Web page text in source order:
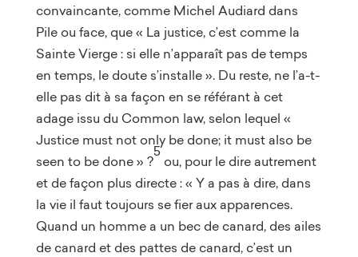
convaincante, comme Michel Audiard dans
Pile ou face, que « La justice, c’est comme la
Sainte Vierge : si elle n’apparaît pas de temps
en temps, le doute s’installe ». Du reste, ne l’a-t-
elle pas dit à sa façon en se référant à cet
adage issu du Common law, selon lequel «
Justice must not only be done; it must also be
seen to be done » ?
5
ou, pour le dire autrement
et de façon plus directe : « Y a pas à dire, dans
la vie il faut toujours se fier aux apparences.
Quand un homme a un bec de canard, des ailes
de canard et des pattes de canard, c’est un